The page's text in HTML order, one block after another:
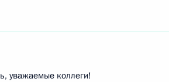
уважаемые коллеги!